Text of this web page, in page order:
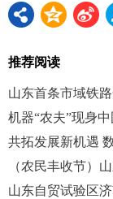
推荐阅读
山东首条市域铁
机器“农夫”现身
共拓发展新机遇
（农民丰收节）
山东自贸试验区